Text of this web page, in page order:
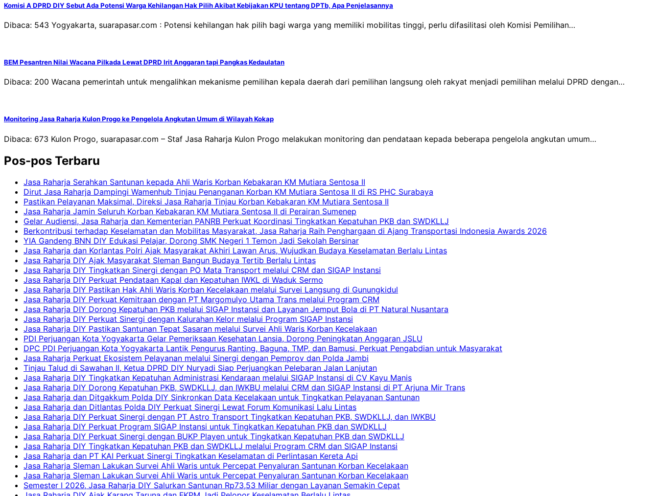
Komisi A DPRD DIY Sebut Ada Potensi Warga Kehilangan Hak Pilih Akibat Kebijakan KPU tentang DPTb, Apa Penjelasannya
Dibaca: 543 Yogyakarta, suarapasar.com : Potensi kehilangan hak pilih bagi warga yang memiliki mobilitas tinggi, perlu difasilitasi oleh Komisi Pemilihan…
BEM Pesantren Nilai Wacana Pilkada Lewat DPRD Irit Anggaran tapi Pangkas Kedaulatan
Dibaca: 200 Wacana pemerintah untuk mengalihkan mekanisme pemilihan kepala daerah dari pemilihan langsung oleh rakyat menjadi pemilihan melalui DPRD dengan…
Monitoring Jasa Raharja Kulon Progo ke Pengelola Angkutan Umum di Wilayah Kokap
Dibaca: 673 Kulon Progo, suarapasar.com – Staf Jasa Raharja Kulon Progo melakukan monitoring dan pendataan kepada beberapa pengelola angkutan umum…
Pos-pos Terbaru
Jasa Raharja Serahkan Santunan kepada Ahli Waris Korban Kebakaran KM Mutiara Sentosa II
Dirut Jasa Raharja Dampingi Wamenhub Tinjau Penanganan Korban KM Mutiara Sentosa II di RS PHC Surabaya
Pastikan Pelayanan Maksimal, Direksi Jasa Raharja Tinjau Korban Kebakaran KM Mutiara Sentosa II
Jasa Raharja Jamin Seluruh Korban Kebakaran KM Mutiara Sentosa II di Perairan Sumenep
Gelar Audiensi, Jasa Raharja dan Kementerian PANRB Perkuat Koordinasi Tingkatkan Kepatuhan PKB dan SWDKLLJ
Berkontribusi terhadap Keselamatan dan Mobilitas Masyarakat, Jasa Raharja Raih Penghargaan di Ajang Transportasi Indonesia Awards 2026
YIA Gandeng BNN DIY Edukasi Pelajar, Dorong SMK Negeri 1 Temon Jadi Sekolah Bersinar
Jasa Raharja dan Korlantas Polri Ajak Masyarakat Akhiri Lawan Arus, Wujudkan Budaya Keselamatan Berlalu Lintas
Jasa Raharja DIY Ajak Masyarakat Sleman Bangun Budaya Tertib Berlalu Lintas
Jasa Raharja DIY Tingkatkan Sinergi dengan PO Mata Transport melalui CRM dan SIGAP Instansi
Jasa Raharja DIY Perkuat Pendataan Kapal dan Kepatuhan IWKL di Waduk Sermo
Jasa Raharja DIY Pastikan Hak Ahli Waris Korban Kecelakaan melalui Survei Langsung di Gunungkidul
Jasa Raharja DIY Perkuat Kemitraan dengan PT Margomulyo Utama Trans melalui Program CRM
Jasa Raharja DIY Dorong Kepatuhan PKB melalui SIGAP Instansi dan Layanan Jemput Bola di PT Natural Nusantara
Jasa Raharja DIY Perkuat Sinergi dengan Kalurahan Kelor melalui Program SIGAP Instansi
Jasa Raharja DIY Pastikan Santunan Tepat Sasaran melalui Survei Ahli Waris Korban Kecelakaan
PDI Perjuangan Kota Yogyakarta Gelar Pemeriksaan Kesehatan Lansia, Dorong Peningkatan Anggaran JSLU
DPC PDI Perjuangan Kota Yogyakarta Lantik Pengurus Ranting, Baguna, TMP, dan Bamusi, Perkuat Pengabdian untuk Masyarakat
Jasa Raharja Perkuat Ekosistem Pelayanan melalui Sinergi dengan Pemprov dan Polda Jambi
Tinjau Talud di Sawahan II, Ketua DPRD DIY Nuryadi Siap Perjuangkan Pelebaran Jalan Lanjutan
Jasa Raharja DIY Tingkatkan Kepatuhan Administrasi Kendaraan melalui SIGAP Instansi di CV Kayu Manis
Jasa Raharja DIY Dorong Kepatuhan PKB, SWDKLLJ, dan IWKBU melalui CRM dan SIGAP Instansi di PT Arjuna Mir Trans
Jasa Raharja dan Ditgakkum Polda DIY Sinkronkan Data Kecelakaan untuk Tingkatkan Pelayanan Santunan
Jasa Raharja dan Ditlantas Polda DIY Perkuat Sinergi Lewat Forum Komunikasi Lalu Lintas
Jasa Raharja DIY Perkuat Sinergi dengan PT Astro Transport Tingkatkan Kepatuhan PKB, SWDKLLJ, dan IWKBU
Jasa Raharja DIY Perkuat Program SIGAP Instansi untuk Tingkatkan Kepatuhan PKB dan SWDKLLJ
Jasa Raharja DIY Perkuat Sinergi dengan BUKP Playen untuk Tingkatkan Kepatuhan PKB dan SWDKLLJ
Jasa Raharja DIY Tingkatkan Kepatuhan PKB dan SWDKLLJ melalui Program CRM dan SIGAP Instansi
Jasa Raharja dan PT KAI Perkuat Sinergi Tingkatkan Keselamatan di Perlintasan Kereta Api
Jasa Raharja Sleman Lakukan Survei Ahli Waris untuk Percepat Penyaluran Santunan Korban Kecelakaan
Jasa Raharja Sleman Lakukan Survei Ahli Waris untuk Percepat Penyaluran Santunan Korban Kecelakaan
Semester I 2026, Jasa Raharja DIY Salurkan Santunan Rp73,53 Miliar dengan Layanan Semakin Cepat